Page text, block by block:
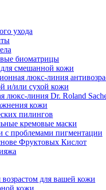
ухода
биоматрицы
смешанной кожи
люкс-линия
и/или сухой кожи
люкс-линия Dr. Roland
кожи
пилингов
кремовые маски
с проблемами пигментации
Фруктовых Кислот
для вашей кожи
кожи